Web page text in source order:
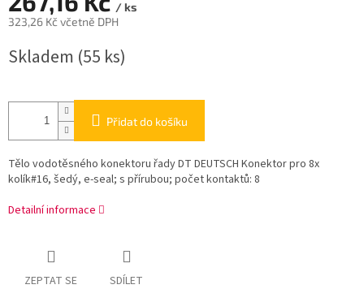
/ ks
323,26 Kč včetně DPH
cena:
Skladem (55 ks)
Přidat do košíku
Tělo vodotěsného konektoru řady DT DEUTSCH Konektor pro 8x
kolík#16, šedý, e-seal; s přírubou; počet kontaktů: 8
Detailní informace
ZEPTAT SE SDÍLET